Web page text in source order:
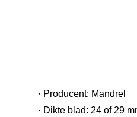
· Producent: Mandrel
· Dikte blad: 24 of 29